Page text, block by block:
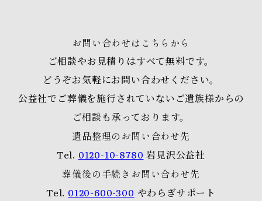
お問い合わせはこちらから
ご相談やお見積りはすべて無料です。
どうぞお気軽にお問い合わせください。
公益社でご葬儀を施行されていないご遺族様からの
ご相談も承っております。
遺品整理のお問い合わせ先
Tel. 0120-10-8780 岩見沢公益社
葬儀後の手続きお問い合わせ先
Tel. 0120-600-300 やわらぎサポート